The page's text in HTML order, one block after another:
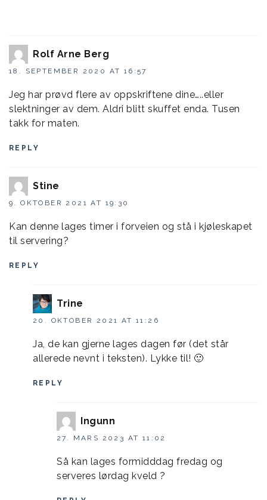
Rolf Arne Berg
18. SEPTEMBER 2020 AT 16:57
Jeg har prøvd flere av oppskriftene dine…..eller
slektninger av dem. Aldri blitt skuffet enda. Tusen
takk for maten.
REPLY
Stine
9. OKTOBER 2021 AT 19:30
Kan denne lages timer i forveien og stå i kjøleskapet
til servering?
REPLY
Trine
20. OKTOBER 2021 AT 11:26
Ja, de kan gjerne lages dagen før (det står
allerede nevnt i teksten). Lykke til! 🙂
REPLY
Ingunn
27. MARS 2023 AT 11:02
Så kan lages formidddag fredag og
serveres lørdag kveld ?